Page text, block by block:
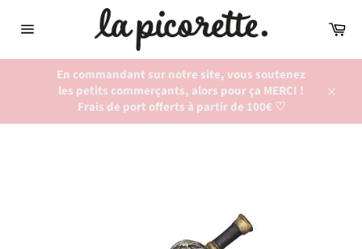
contenu
En commandant sur notre site, vous soutenez
les petits commerçants, alors pour ça MERCI !
Frais de port offerts à partir de 100€ ♡